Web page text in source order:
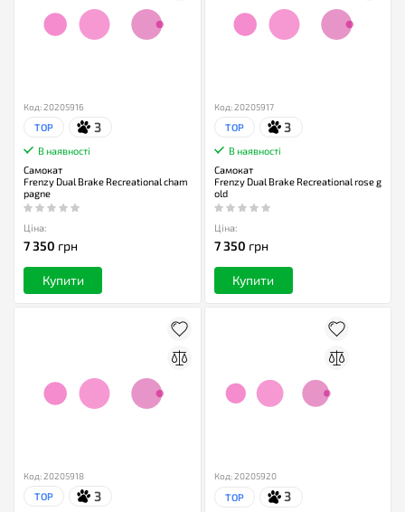
Код: 20205916
TOP 3
В наявності
Самокат
Frenzy Dual Brake Recreational cham
pagne
Ціна:
7 350 грн
Купити
Код: 20205917
TOP 3
В наявності
Самокат
Frenzy Dual Brake Recreational rose g
old
Ціна:
7 350 грн
Купити
Код: 20205918
TOP 3
Код: 20205920
TOP 3